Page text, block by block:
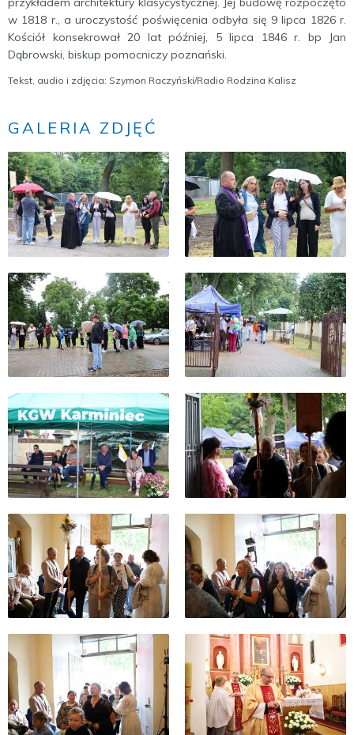
w 1818 r., a uroczystość poświęcenia odbyła się 9 lipca 1826 r.
Kościół konsekrował 20 lat później, 5 lipca 1846 r. bp Jan
Dąbrowski, biskup pomocniczy poznański.
Tekst, audio i zdjęcia: Szymon Raczyński/Radio Rodzina Kalisz
GALERIA ZDJĘĆ